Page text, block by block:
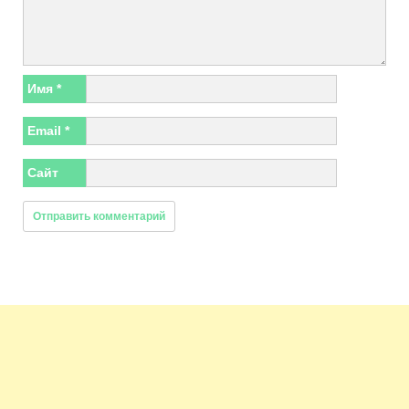
Имя *
Email *
Сайт